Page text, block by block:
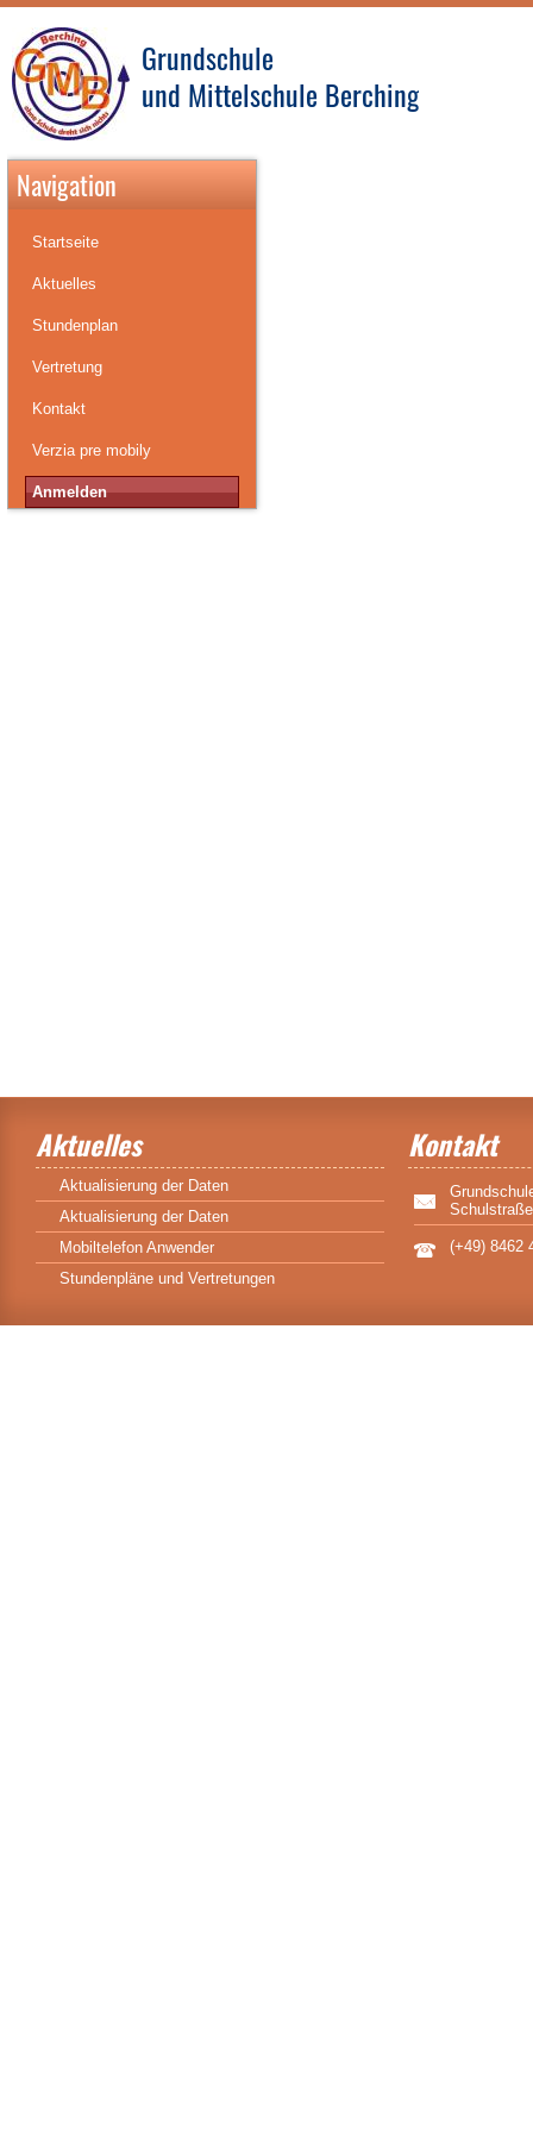
Grundschule
und Mittelschule Berching
Navigation
Startseite
Aktuelles
Stundenplan
Vertretung
Kontakt
Verzia pre mobily
Anmelden
Aktuelles
Aktualisierung der Daten
Aktualisierung der Daten
Mobiltelefon Anwender
Stundenpläne und Vertretungen
Kontakt
(+49) 8462